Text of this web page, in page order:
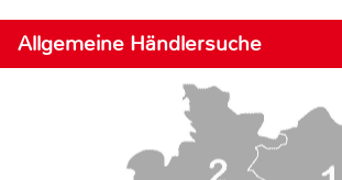
Allgemeine Händlersuche